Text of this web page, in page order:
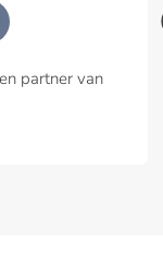
partner van
AMRO – ODDO
voor vijfde jaar
Best Benelux